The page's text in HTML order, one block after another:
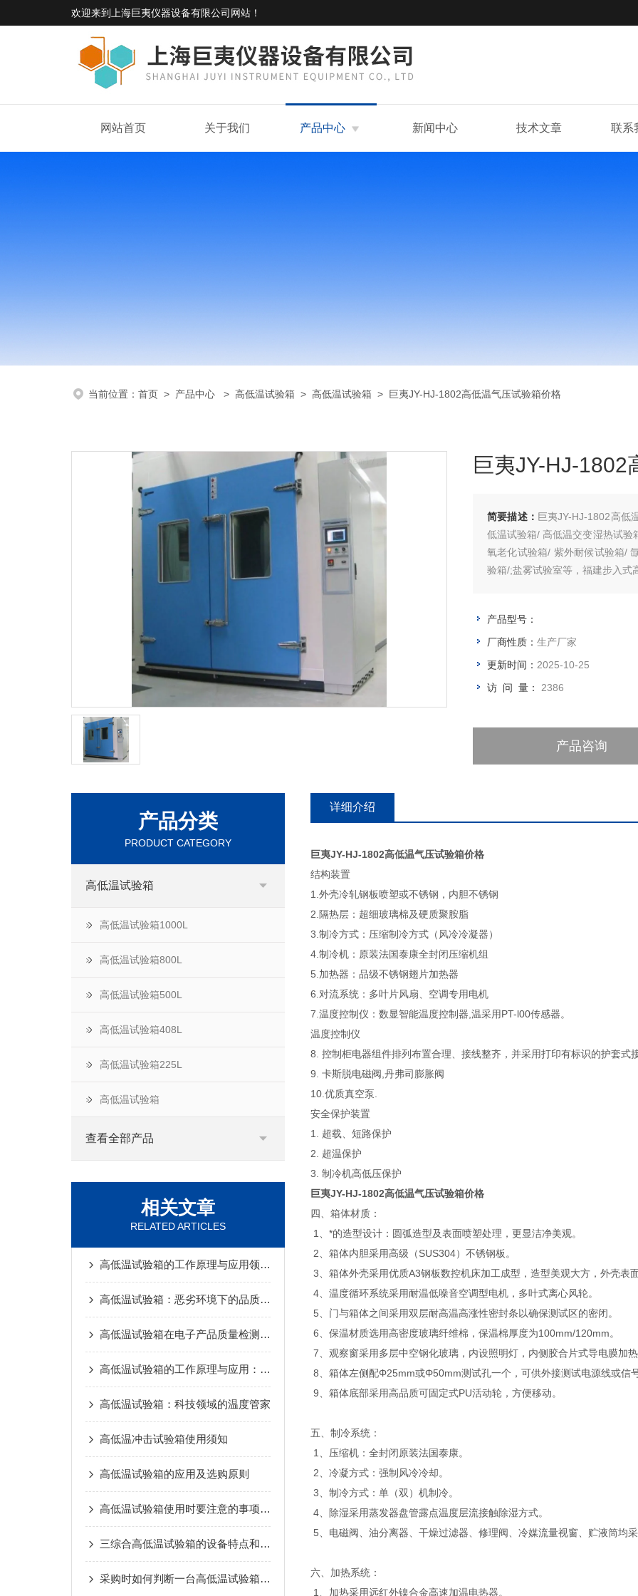
欢迎来到 上海巨夷仪器设备有限公司网站 ！
网站首页 关于我们 产品中心 新闻中心 技术文章 联系
当前位置： 首页 > 产品中心 > 高低温试验箱 > 高低温试验箱 > 巨夷JY-HJ-1802高低温气压试验箱价格
巨夷JY-HJ-1802
简要描述： 巨夷JY-HJ-1802高低
低温试验箱/ 高低温交变湿热试
氧老化试验箱/ 紫外耐候试验箱/
验箱/;盐雾试验室等，福建步入式
产品型号：
厂商性质： 生产厂家
更新时间： 2025-10-25
访 问 量： 2386
产品咨询
产品分类
PRODUCT CATEGORY
高低温试验箱
高低温试验箱1000L
高低温试验箱800L
高低温试验箱500L
高低温试验箱408L
高低温试验箱225L
高低温试验箱
查看全部产品
相关文章
RELATED ARTICLES
高低温试验箱的工作原理与应用领域详解
高低温试验箱：恶劣环境下的品质试炼场
高低温试验箱在电子产品质量检测中的重要作用
高低温试验箱的工作原理与应用：测试材料耐温性能
高低温试验箱：科技领域的温度管家
高低温冲击试验箱使用须知
高低温试验箱的应用及选购原则
高低温试验箱使用时要注意的事项有哪些？
三综合高低温试验箱的设备特点和满足标准
采购时如何判断一台高低温试验箱的优劣？
详细介绍
巨夷JY-HJ-1802高低温气压试验箱价格
结构装置
1.外壳冷轧钢板喷塑或不锈钢，内胆不锈钢
2.隔热层：超细玻璃棉及硬质聚胺脂
3.制冷方式：压缩制冷方式（风冷冷凝器）
4.制冷机：原装法国泰康全封闭压缩机组
5.加热器：品级不锈钢翅片加热器
6.对流系统：多叶片风扇、空调专用电机
7.温度控制仪：数显智能温度控制器,温采用PT-l00传感器。
温度控制仪
8. 控制柜电器组件排列布置合理、接线整齐，并采用打印有标识的护套式
9. 卡斯脱电磁阀,丹弗司膨胀阀
10.优质真空泵.
安全保护装置
1. 超载、短路保护
2. 超温保护
3. 制冷机高低压保护
巨夷JY-HJ-1802高低温气压试验箱价格
四、箱体材质：
1、*的造型设计：圆弧造型及表面喷塑处理，更显洁净美观。
2、箱体内胆采用高级（SUS304）不锈钢板。
3、箱体外壳采用优质A3钢板数控机床加工成型，造型美观大方，外壳表
4、温度循环系统采用耐温低噪音空调型电机，多叶式离心风轮。
5、门与箱体之间采用双层耐高温高涨性密封条以确保测试区的密闭。
6、保温材质选用高密度玻璃纤维棉，保温棉厚度为100mm/120mm。
7、观察窗采用多层中空钢化玻璃，内设照明灯，内侧胶合片式导电膜加
8、箱体左侧配Φ25mm或Φ50mm测试孔一个，可供外接测试电源线或信
9、箱体底部采用高品质可固定式PU活动轮，方便移动。
五、制冷系统：
1、压缩机：全封闭原装法国泰康。
2、冷凝方式：强制风冷冷却。
3、制冷方式：单（双）机制冷。
4、除湿采用蒸发器盘管露点温度层流接触除湿方式。
5、电磁阀、油分离器、干燥过滤器、修理阀、冷媒流量视窗、贮液筒均
六、加热系统：
1、加热采用远红外镍合金高速加温电热器。